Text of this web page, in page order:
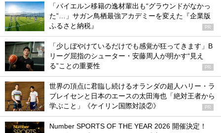
「バイエルン移籍の逸材輩出も“グラウンドがなかっ
た”…」サガン鳥栖最強アカデミーを変えた『企業版
ふるさと納税』
PR
「少しぼやけているだけでも感覚が狂ってきます」B
リーグ屈指のシューター・安藤周人が明かす“見え
る”ことの重要性
PR
世界の頂点に君臨し続けるオランダの超人ハリー・ラ
ブレイセンと日本のエースの太田海也「絶対王者から
学ぶこと」《ケイリン国際対談②》
PR
Number SPORTS OF THE YEAR 2026 開催決定！